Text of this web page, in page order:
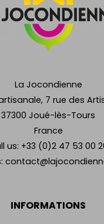
INFORMATIONS
La Jocondienne
7 rue des
37300 Joué-lès-Tours
France
us: +33 (0)2 47 53 00